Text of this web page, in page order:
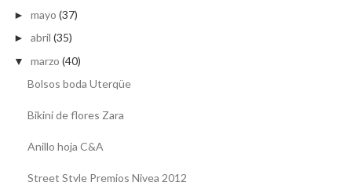
► mayo (37)
► abril (35)
▼ marzo (40)
Bolsos boda Uterqüe
Bikini de flores Zara
Anillo hoja C&A
Street Style Premios Nivea 2012